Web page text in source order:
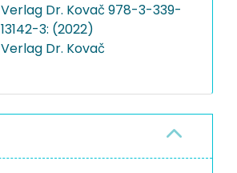
Verlag Dr. Kovač 978-3-339-
13142-3: (2022)
Verlag Dr. Kovač